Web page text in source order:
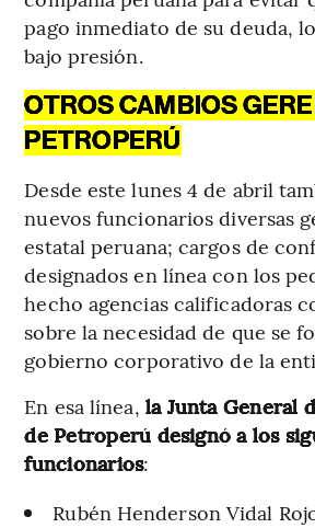
pago inmediato de su deuda,
bajo presión.
OTROS CAMBIOS
PETROPERÚ
Desde este lunes 4 de abril
nuevos funcionarios diversas
estatal peruana; cargos de
designados en línea con los
hecho agencias calificadoras
sobre la necesidad de que se
gobierno corporativo de la
En esa línea, la Junta General
de Petroperú designó a los
funcionarios:
Rubén Henderson Vidal